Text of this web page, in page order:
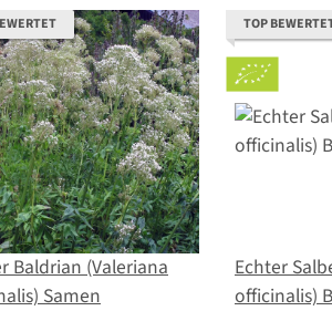
Baldrian (Valeriana
Samen
TOP
Echter
officinalis)